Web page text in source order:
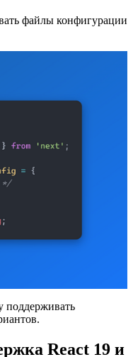
файлы конфигурации
поддерживать
React 19 и